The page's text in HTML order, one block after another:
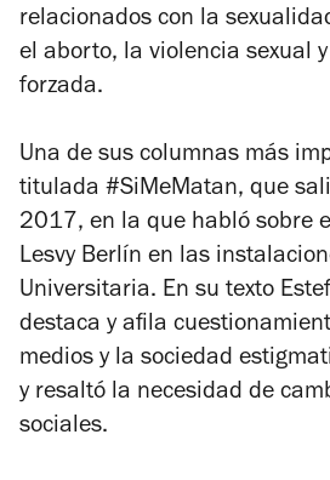
relacionados con la
el aborto, la violencia sexual
forzada.
Una de sus columnas más
titulada #SiMeMatan, que
2017, en la que habló sobre
Lesvy Berlín en las
Universitaria. En su texto
destaca y afila
medios y la sociedad
y resaltó la necesidad de
sociales.